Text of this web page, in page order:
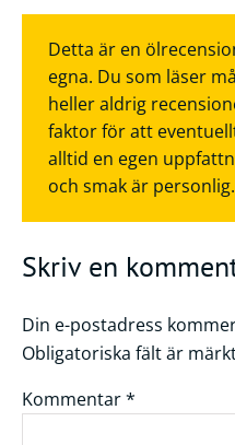
Detta är en
egna. Du som läser
heller aldrig
faktor för att
alltid en egen
och smak är personlig.
Skriv en
Din e-postadress
Obligatoriska fält är
Kommentar*